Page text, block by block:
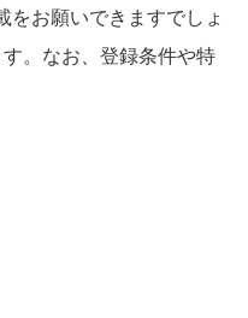
お願いできますでしょ
。なお、登録条件や特